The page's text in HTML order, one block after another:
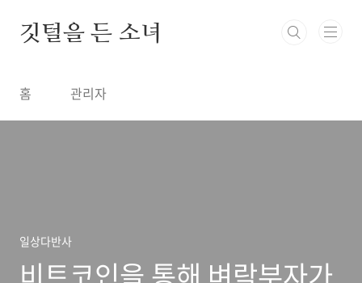
깃털을 든 소녀
홈 관리자
일상다반사
비트코인을 통해 벼락부자가